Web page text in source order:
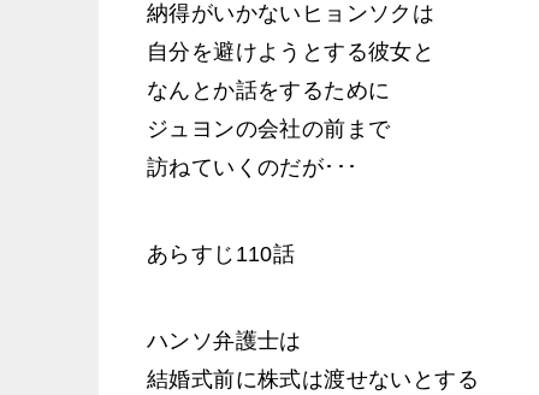
納得がいかないヒョンソクは
自分を避けようとする彼女と
なんとか話をするために
ジュヨンの会社の前まで
訪ねていくのだが･･･
あらすじ110話
ハンソ弁護士は
結婚式前に株式は渡せないとする